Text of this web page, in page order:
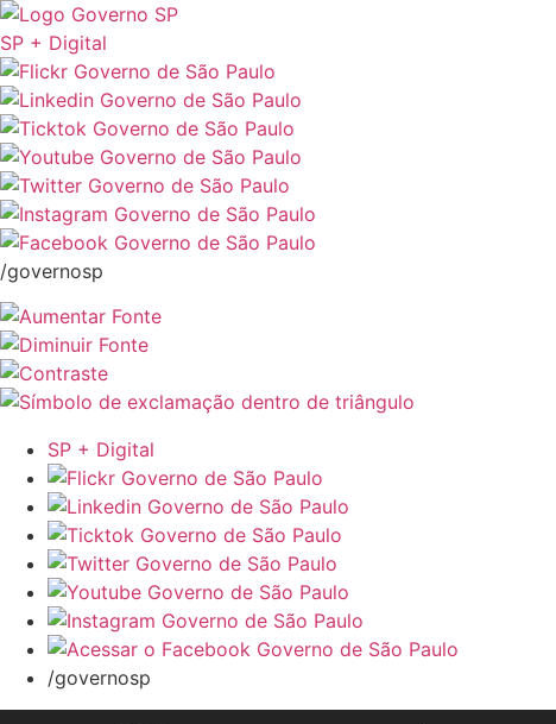
SP + Digital
/governosp
SP + Digital
/governosp